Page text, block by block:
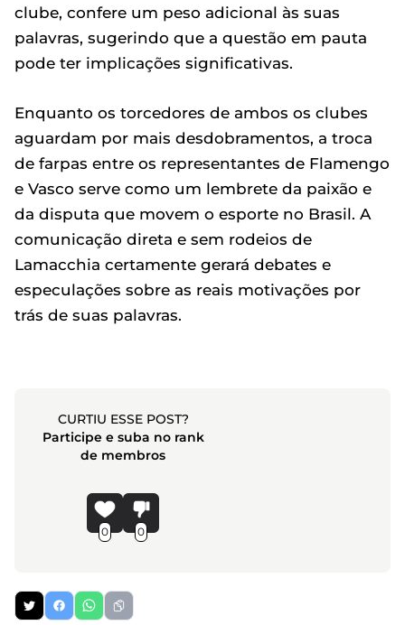
clube, confere um peso adicional às suas
palavras, sugerindo que a questão em pauta
pode ter implicações significativas.
Enquanto os torcedores de ambos os clubes
aguardam por mais desdobramentos, a troca
de farpas entre os representantes de Flamengo
e Vasco serve como um lembrete da paixão e
da disputa que movem o esporte no Brasil. A
comunicação direta e sem rodeios de
Lamacchia certamente gerará debates e
especulações sobre as reais motivações por
trás de suas palavras.
CURTIU ESSE POST?
Participe e suba no rank
de membros
0 0